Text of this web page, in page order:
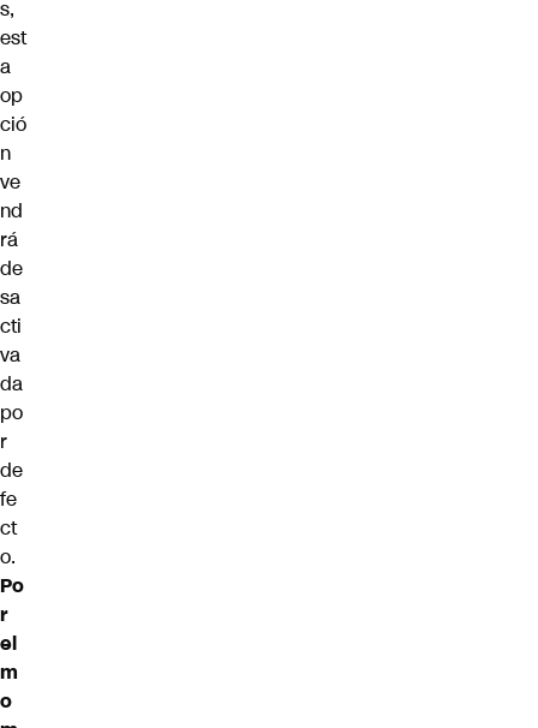
s,
est
a
op
ció
n
ve
nd
rá
de
sa
cti
va
da
po
r
de
fe
ct
o.
Po
r
el
m
o